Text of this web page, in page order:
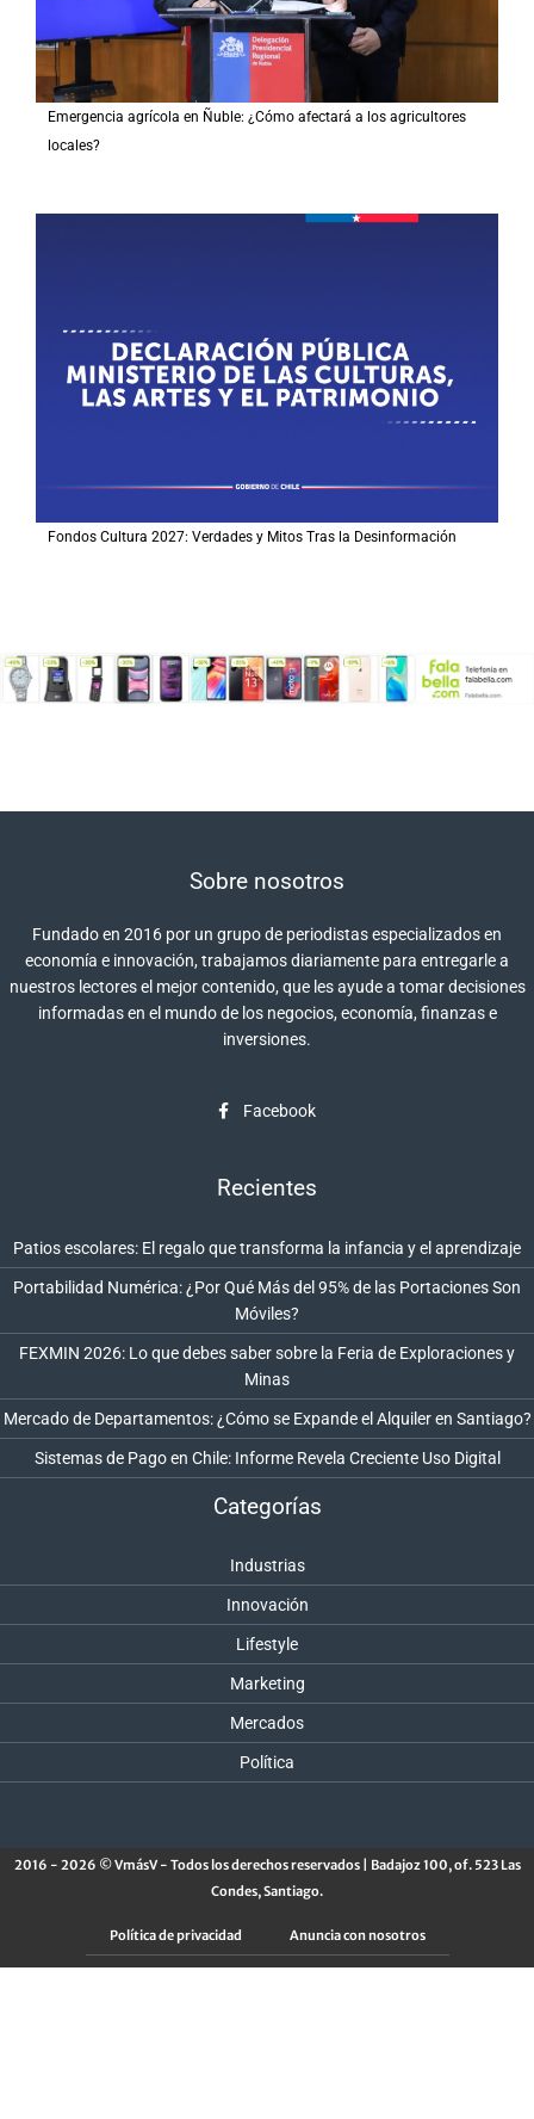
Emergencia agrícola en Ñuble: ¿Cómo afectará a los agricultores
locales?
Fondos Cultura 2027: Verdades y Mitos Tras la Desinformación
Sobre nosotros
Fundado en 2016 por un grupo de periodistas especializados en
economía e innovación, trabajamos diariamente para entregarle a
nuestros lectores el mejor contenido, que les ayude a tomar decisiones
informadas en el mundo de los negocios, economía, finanzas e
inversiones.
Facebook
Recientes
Patios escolares: El regalo que transforma la infancia y el aprendizaje
Portabilidad Numérica: ¿Por Qué Más del 95% de las Portaciones Son
Móviles?
FEXMIN 2026: Lo que debes saber sobre la Feria de Exploraciones y
Minas
Mercado de Departamentos: ¿Cómo se Expande el Alquiler en Santiago?
Sistemas de Pago en Chile: Informe Revela Creciente Uso Digital
Categorías
Industrias
Innovación
Lifestyle
Marketing
Mercados
Política
2016 - 2026 © VmásV - Todos los derechos reservados | Badajoz 100, of. 523 Las
Condes, Santiago.
Política de privacidad Anuncia con nosotros